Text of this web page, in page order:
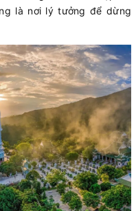
là nơi lý tưởng để dừng